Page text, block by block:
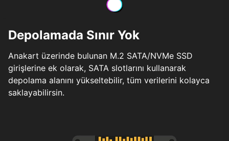
Depolamada Sınır Yok
Anakart üzerinde bulunan M.2 SATA/NVMe SSD
girişlerine ek olarak, SATA slotlarını kullanarak
depolama alanını yükseltebilir, tüm verilerini kolayca
saklayabilirsin.